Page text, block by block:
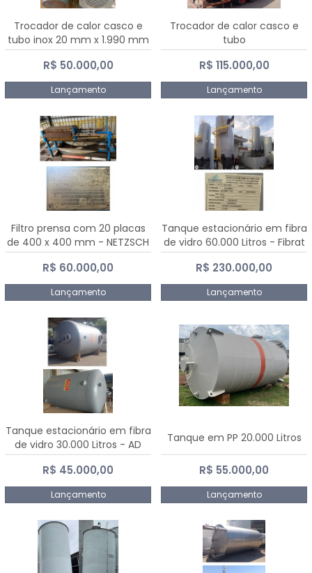
Trocador de calor casco e
tubo inox 20 mm x 1.990 mm
R$ 50.000,00
Lançamento
Trocador de calor casco e
tubo
R$ 115.000,00
Lançamento
Filtro prensa com 20 placas
de 400 x 400 mm - NETZSCH
R$ 60.000,00
Lançamento
Tanque estacionário em fibra
de vidro 60.000 Litros - Fibrat
R$ 230.000,00
Lançamento
Tanque estacionário em fibra
de vidro 30.000 Litros - AD
Fibras
R$ 45.000,00
Lançamento
Tanque em PP 20.000 Litros
R$ 55.000,00
Lançamento